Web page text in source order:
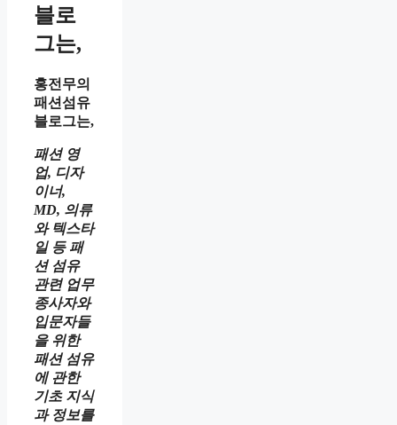
블로
그는,
홍전무의
패션섬유
블로그는,
패션 영
업, 디자
이너,
MD, 의류
와 텍스타
일 등 패
션 섬유
관련 업무
종사자와
입문자들
을 위한
패션 섬유
에 관한
기초 지식
과 정보를